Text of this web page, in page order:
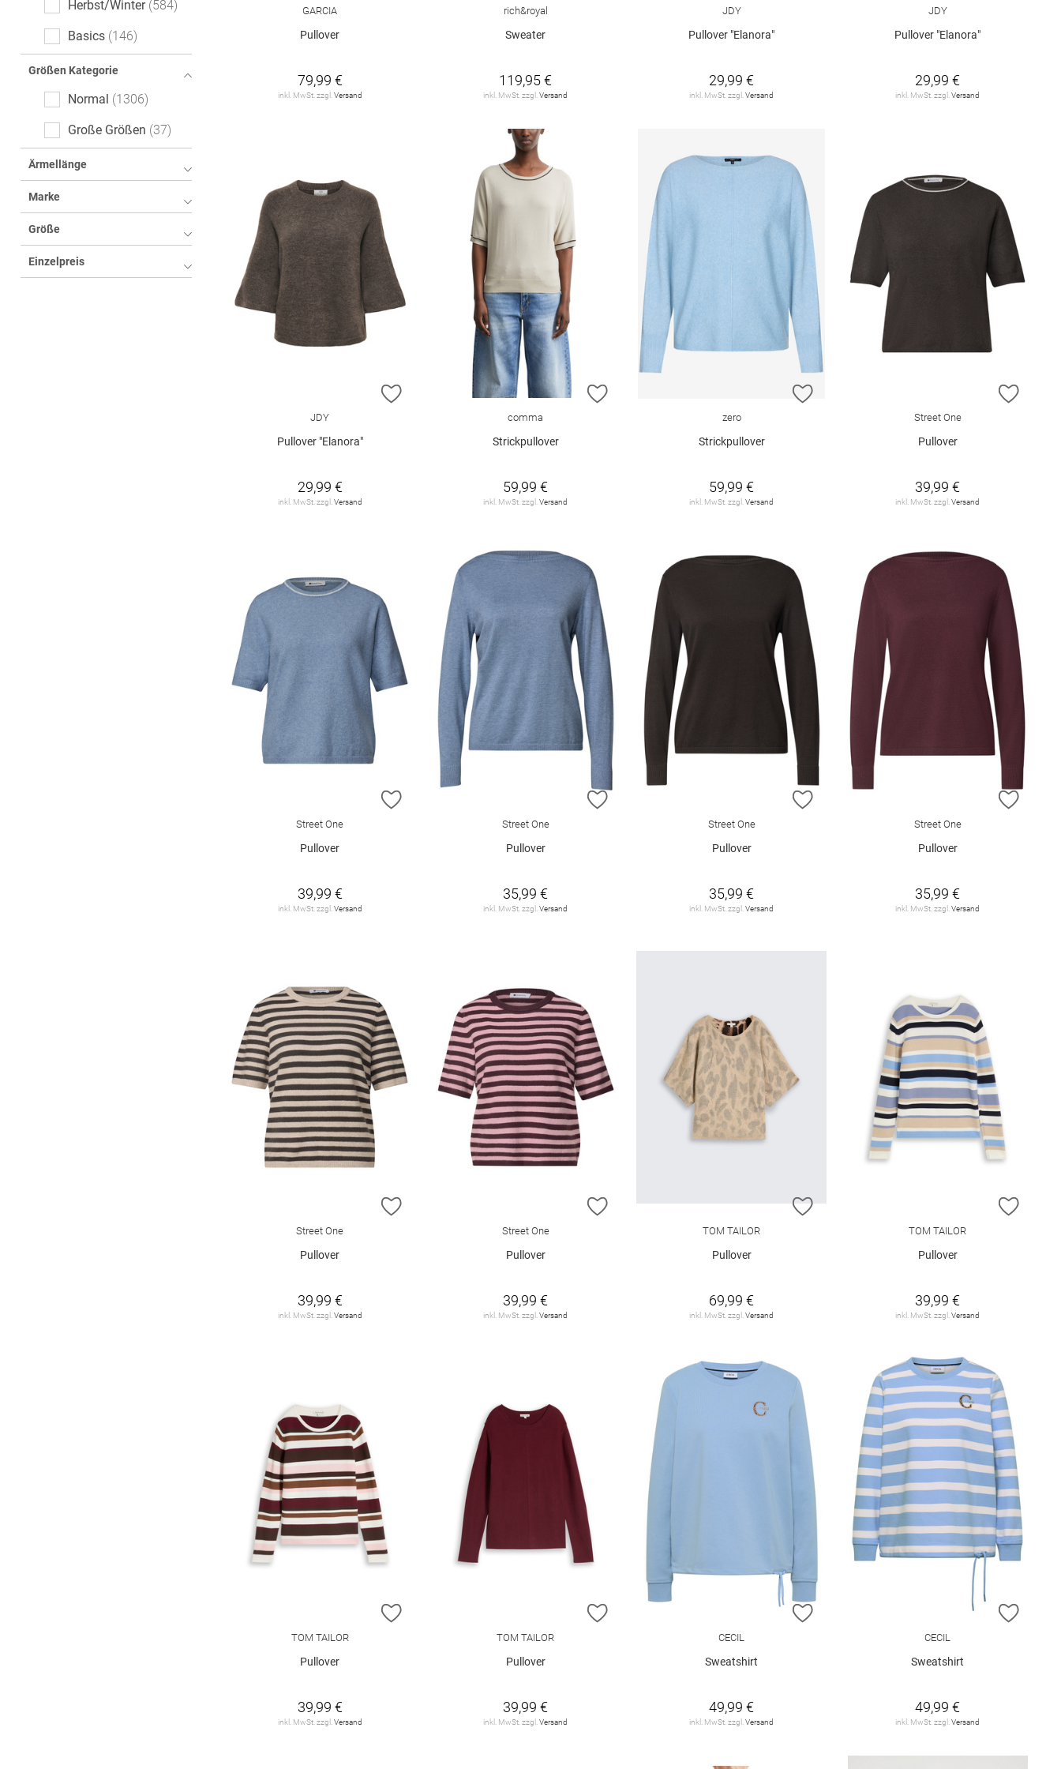
floral 19
Animalprint
cable_knit 7
kariert 4
Fischgrätmuster 3
Hahnentritt 3
Herbst/Winter 584
Basics 146
Größen Kategorie
Normal 1306
Große Größen 37
Ärmellänge
Marke
Größe
Einzelpreis
GARCIA
Pullover
79,99 €
inkl. MwSt. zzgl. Versand
rich&royal
Sweater
119,95 €
inkl. MwSt. zzgl.Versand
JDY
Pullover "Elanora"
29,99 €
inkl. MwSt. zzgl.Versand
JDY
Pullover "Elanora"
29,99 €
inkl. MwSt. zzgl.Versand
ZUR WUNSCHLISTE HINZUFÜGEN
JDY
Pullover "Elanora"
29,99 €
inkl. MwSt. zzgl. Versand
ZUR WUNSCHLISTE HINZUFÜGEN
comma
Strickpullover
59,99 €
inkl. MwSt. zzgl.Versand
zero
Strickpullover
59,99 €
inkl. MwSt. zzgl.Versand
ZUR
Street One
Pullover
39,99 €
inkl. MwSt. zzgl.Versand
ZUR WUNSCHLISTE HINZUFÜGEN
Street One
Pullover
39,99 €
inkl. MwSt. zzgl. Versand
ZUR WUNSCHLISTE HINZUFÜGEN
Street One
Pullover
35,99 €
inkl. MwSt. zzgl.Versand
Street One
Pullover
35,99 €
inkl. MwSt. zzgl.Versand
ZUR
Street One
Pullover
35,99 €
inkl. MwSt. zzgl.Versand
ZUR WUNSCHLISTE HINZUFÜGEN
Street One
Pullover
39,99 €
inkl. MwSt. zzgl. Versand
ZUR WUNSCHLISTE HINZUFÜGEN
Street One
Pullover
39,99 €
inkl. MwSt. zzgl.Versand
TOM TAILOR
Pullover
69,99 €
inkl. MwSt. zzgl.Versand
ZUR
TOM TAILOR
Pullover
39,99 €
inkl. MwSt. zzgl.Versand
ZUR WUNSCHLISTE HINZUFÜGEN
TOM TAILOR
Pullover
39,99 €
inkl. MwSt. zzgl. Versand
ZUR WUNSCHLISTE HINZUFÜGEN
TOM TAILOR
Pullover
39,99 €
inkl. MwSt. zzgl.Versand
ZUR WUNSCHLISTE HINZUFÜGEN
CECIL
Sweatshirt
49,99 €
inkl. MwSt. zzgl.Versand
ZUR
CECIL
Sweatshirt
49,99 €
inkl. MwSt. zzgl.Versand